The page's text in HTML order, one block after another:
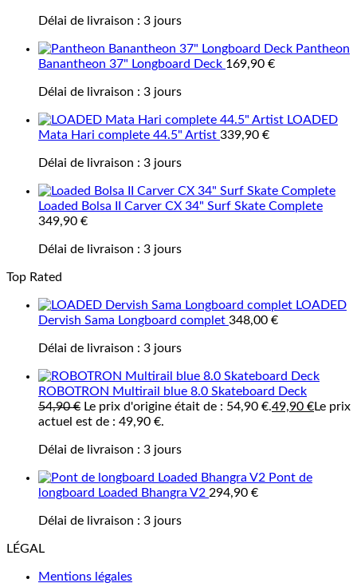
Délai de livraison : 3 jours
Pantheon
Banantheon 37" Longboard Deck 169,90 €
Délai de livraison : 3 jours
LOADED
Mata Hari complete 44.5" Artist 339,90 €
Délai de livraison : 3 jours
Loaded Bolsa II Carver CX 34" Surf Skate Complete
349,90 €
Délai de livraison : 3 jours
Top Rated
LOADED
Dervish Sama Longboard complet 348,00 €
Délai de livraison : 3 jours
ROBOTRON Multirail blue 8.0 Skateboard Deck
54,90€ Le prix d'origine était de : 54,90 €.49,90 €Le prix
actuel est de : 49,90 €.
Délai de livraison : 3 jours
Pont de
longboard Loaded Bhangra V2 294,90 €
Délai de livraison : 3 jours
LÉGAL
Mentions légales